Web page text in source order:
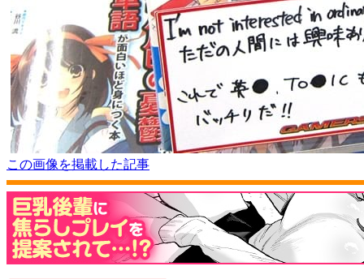
この画像を掲載した記事